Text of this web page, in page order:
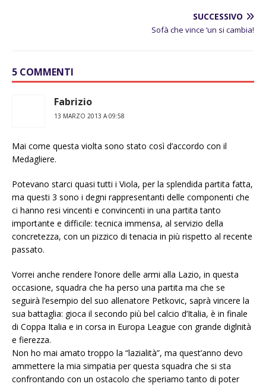
SUCCESSIVO
Sofà che vince ‘un si cambia!
5 COMMENTI
Fabrizio
13 MARZO 2013 A 09:58
Mai come questa violta sono stato così d’accordo con il
Medagliere.
Potevano starci quasi tutti i Viola, per la splendida partita fatta,
ma questi 3 sono i degni rappresentanti delle componenti che
ci hanno resi vincenti e convincenti in una partita tanto
importante e difficile: tecnica immensa, al servizio della
concretezza, con un pizzico di tenacia in più rispetto al recente
passato.
Vorrei anche rendere l’onore delle armi alla Lazio, in questa
occasione, squadra che ha perso una partita ma che se
seguirà l’esempio del suo allenatore Petkovic, saprà vincere la
sua battaglia: gioca il secondo più bel calcio d’Italia, è in finale
di Coppa Italia e in corsa in Europa League con grande diglnità
e fierezza.
Non ho mai amato troppo la “lazialità”, ma quest’anno devo
ammettere la mia simpatia per questa squadra che si sta
confrontando con un ostacolo che speriamo tanto di poter